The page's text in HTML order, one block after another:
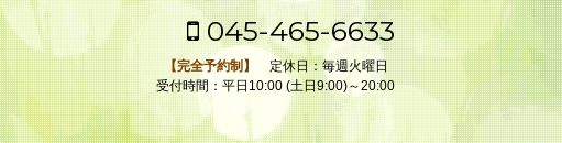
045-465-6633
【完全予約制】
定休日：毎週火曜日
受付時間：平日10:00 (土日9:00)～20:00